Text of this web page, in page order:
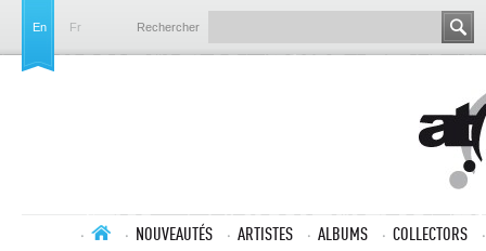
En Fr Rechercher
NOUVEAUTÉS ARTISTES ALBUMS COLLECTORS